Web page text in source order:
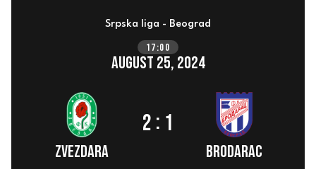
Srpska liga - Beograd
August 25, 2024
17:00
ZVEZDARA
2 : 1
Brodarac